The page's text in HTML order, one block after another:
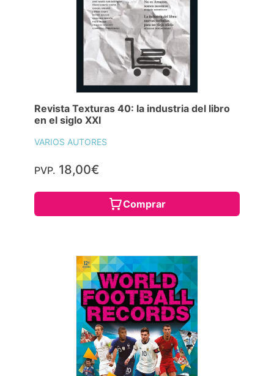
Revista Texturas 40: la industria del libro
en el siglo XXI
VARIOS AUTORES
PVP. 18,00€
Comprar